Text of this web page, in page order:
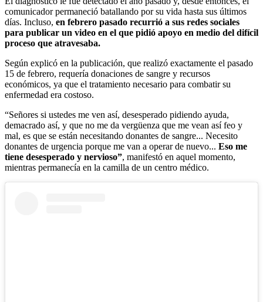
comunicador permaneció batallando por su vida hasta sus últimos
días. Incluso, en febrero pasado recurrió a sus redes sociales
para publicar un video en el que pidió apoyo en medio del difícil
proceso que atravesaba.
Según explicó en la publicación, que realizó exactamente el pasado
15 de febrero, requería donaciones de sangre y recursos
económicos, ya que el tratamiento necesario para combatir su
enfermedad era costoso.
“Señores si ustedes me ven así, desesperado pidiendo ayuda,
demacrado así, y que no me da vergüenza que me vean así feo y
mal, es que se están necesitando donantes de sangre... Necesito
donantes de urgencia porque me van a operar de nuevo... Eso me
tiene desesperado y nervioso”, manifestó en aquel momento,
mientras permanecía en la camilla de un centro médico.